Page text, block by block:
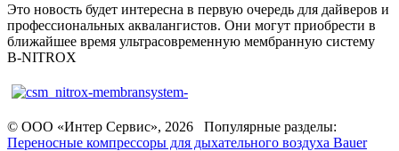
Это новость будет интересна в первую очередь для дайверов и
профессиональных аквалангистов. Они могут приобрести в
ближайшее время ультрасовременную мембранную систему
B-NITROX
© ООО «Интер Сервис», 2026 Популярные разделы:
Переносные компрессоры для дыхательного воздуха Bauer